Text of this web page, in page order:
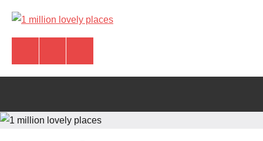
Inhalt
springen
1
million
places
&
wundervolle